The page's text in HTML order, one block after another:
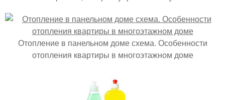
Отопление в панельном доме схема. Особенности
отопления квартиры в многоэтажном доме